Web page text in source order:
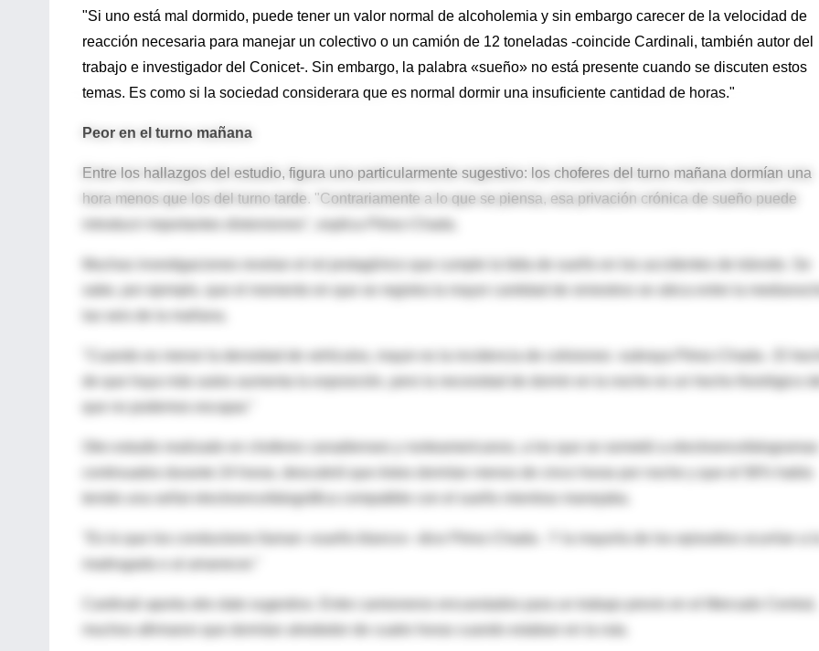
"Si uno está mal dormido, puede tener un valor normal de alcoholemia y sin embargo carecer de la velocidad de
reacción necesaria para manejar un colectivo o un camión de 12 toneladas -coincide Cardinali, también autor del
trabajo e investigador del Conicet-. Sin embargo, la palabra «sueño» no está presente cuando se discuten estos
temas. Es como si la sociedad considerara que es normal dormir una insuficiente cantidad de horas."
Peor en el turno mañana
Entre los hallazgos del estudio, figura uno particularmente sugestivo: los choferes del turno mañana dormían una
hora menos que los del turno tarde. "Contrariamente a lo que se piensa, esa privación crónica de sueño puede
introducir importantes distorsiones", explica Pérez-Chada.
Muchas investigaciones revelan el rol protagónico que cumple la falta de sueño en los accidentes de tránsito. Se
sabe, por ejemplo, que el momento en que se registra la mayor cantidad de siniestros se ubica entre la
"Cuando es menor la densidad de vehículos, mayor es la incidencia de colisiones -subraya Pérez-Chada-. El
de que haya más autos aumenta la exposición, pero la necesidad de dormir en la noche es un hecho fisiológico
que no podemos escapar."
Otro estudio realizado en choferes canadienses y norteamericanos, a los que se sometió a electroencefalogramas
tenido una señal electroencefalográfica compatible con el sueño mientras manejaba.
"Es lo que los conductores llaman «sueño blanco» -dice Pérez-Chada-. Y la mayoría de los episodios ocurrían a
madrugada o al amanecer."
Cardinali aporta otro dato sugestivo. Entre camioneros encuestados para un trabajo previo en el Mercado Central,